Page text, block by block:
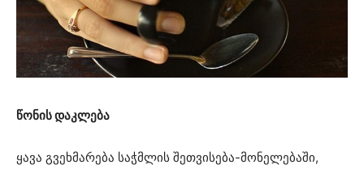
წონის დაკლება
ყავა გვეხმარება საჭმლის შეთვისება-მონელებაში,